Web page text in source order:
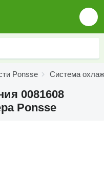
Ponsse Система
0081608
Ponsse